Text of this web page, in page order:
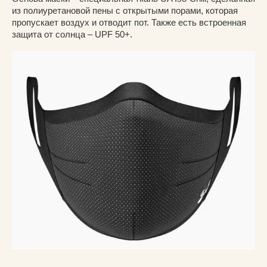
из полиуретановой пены с открытыми порами, которая
пропускает воздух и отводит пот. Также есть встроенная
защита от солнца – UPF 50+.